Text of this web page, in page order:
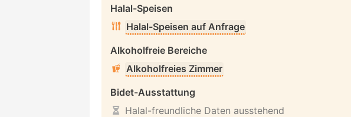
Halal-Speisen
Halal-Speisen auf Anfrage
Alkoholfreie Bereiche
Alkoholfreies Zimmer
Bidet-Ausstattung
Halal-freundliche Daten ausstehend